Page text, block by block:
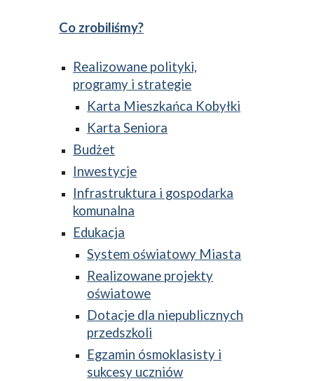
Co zrobiliśmy?
Realizowane polityki,
programy i strategie
Karta Mieszkańca Kobyłki
Karta Seniora
Budżet
Inwestycje
Infrastruktura i gospodarka
komunalna
Edukacja
System oświatowy Miasta
Realizowane projekty
oświatowe
Dotacje dla niepublicznych
przedszkoli
Egzamin ósmoklasisty i
sukcesy uczniów